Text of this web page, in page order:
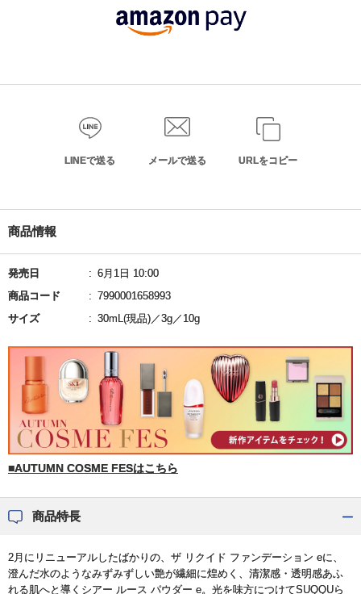
LINEで送る メールで送る URLをコピー
商品情報
発売日
6月1日 10:00
商品コード
7990001658993
サイズ
30mL(現品)／3g／10g
■AUTUMN COSME FESはこちら
商品特長
2月にリニューアルしたばかりの、ザ リクイド ファンデーション eに、
澄んだ水のようなみずみずしい艶が繊細に煌めく、清潔感・透明感あふ
れる肌へと導くシアー ルース パウダー e。光を味方につけてSUQQUら